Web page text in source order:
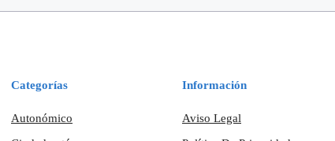
Categorías
Autonómico
Información
Aviso Legal